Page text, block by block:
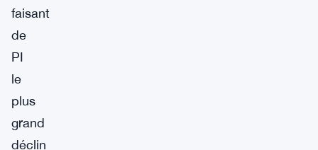
faisant
de
PI
le
plus
grand
déclin